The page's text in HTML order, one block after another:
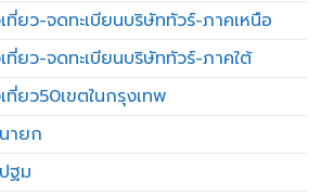
ที่ยว-จดทะเบียนบริษัททัวร์-ภาคเหนือ
ที่ยว-จดทะเบียนบริษัททัวร์-ภาคใต้
ยว50เขตในกรุงเทพ
ายก
ฐม